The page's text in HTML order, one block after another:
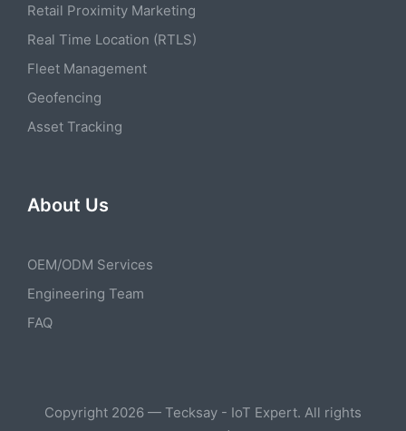
Retail Proximity Marketing
Real Time Location (RTLS)
Fleet Management
Geofencing
Asset Tracking
About Us
OEM/ODM Services
Engineering Team
FAQ
Copyright 2026 — Tecksay - IoT Expert. All rights